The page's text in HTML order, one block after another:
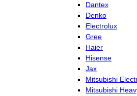
Dantex
Denko
Electrolux
Gree
Haier
Hisense
Jax
Mitsubishi
Mitsubishi